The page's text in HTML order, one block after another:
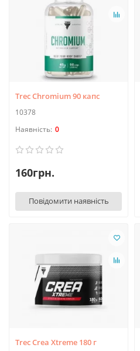
Trec Chromium 90 капс
10378
0
160грн.
Повідомити наявність
Trec Crea Xtreme 180 г